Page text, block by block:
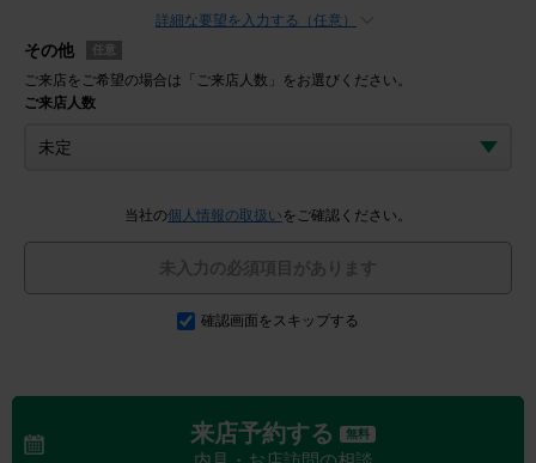
詳細な要望を入力する（任意）
その他 任意
ご来店をご希望の場合は「ご来店人数」をお選びください。
ご来店人数
当社の個人情報の取扱い をご確認ください。
未入力の必須項目があります
確認画面をスキップする
来店予約する 無料